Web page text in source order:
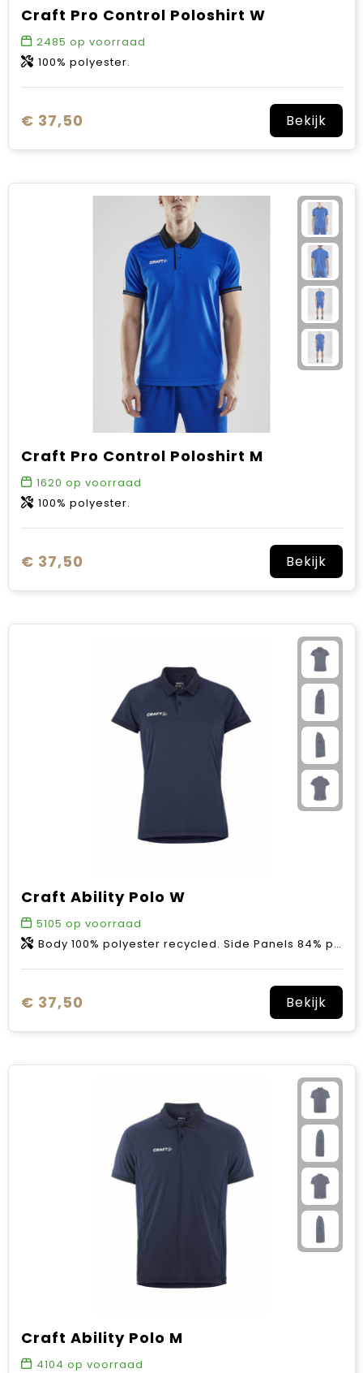
Craft Pro Control Poloshirt W
2485 op voorraad
100% polyester.
€ 37,50 Bekijk
Craft Pro Control Poloshirt M
1620 op voorraad
100% polyester.
€ 37,50 Bekijk
Craft Ability Polo W
5105 op voorraad
Body 100% polyester recycled. Side Panels 84% polyester recycled 6% polyester 10% elastane.
€ 37,50 Bekijk
Craft Ability Polo M
4104 op voorraad